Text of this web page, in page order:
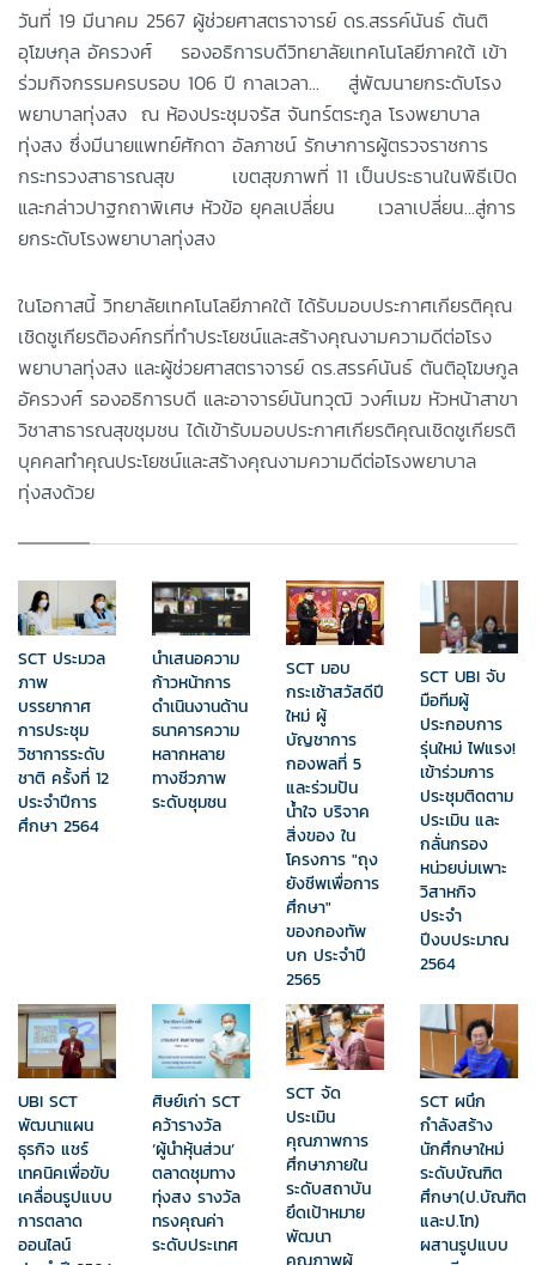
วันที่ 19 มีนาคม 2567 ผู้ช่วยศาสตราจารย์ ดร.สรรค์นันธ์ ตันติ
อุโฆษกุล อัครวงศ์ รองอธิการบดีวิทยาลัยเทคโนโลยีภาคใต้ เข้า
ร่วมกิจกรรมครบรอบ 106 ปี กาลเวลา... สู่พัฒนายกระดับโรง
พยาบาลทุ่งสง ณ ห้องประชุมจรัส จันทร์ตระกูล โรงพยาบาล
ทุ่งสง ซึ่งมีนายแพทย์ศักดา อัลภาชน์ รักษาการผู้ตรวจราชการ
กระทรวงสาธารณสุข เขตสุขภาพที่ 11 เป็นประธานในพิธีเปิด
และกล่าวปาฐกถาพิเศษ หัวข้อ ยุคลเปลี่ยน เวลาเปลี่ยน...สู่การ
ยกระดับโรงพยาบาลทุ่งสง
ในโอกาสนี้ วิทยาลัยเทคโนโลยีภาคใต้ ได้รับมอบประกาศเกียรติคุณ
เชิดชูเกียรติองค์กรที่ทำประโยชน์และสร้างคุณงามความดีต่อโรง
พยาบาลทุ่งสง และผู้ช่วยศาสตราจารย์ ดร.สรรค์นันธ์ ตันติอุโฆษกูล
อัครวงศ์ รองอธิการบดี และอาจารย์นันทวุฒิ วงศ์เมฆ หัวหน้าสาขา
วิชาสาธารณสุขชุมชน ได้เข้ารับมอบประกาศเกียรติคุณเชิดชูเกียรติ
บุคคลทำคุณประโยชน์และสร้างคุณงามความดีต่อโรงพยาบาล
ทุ่งสงด้วย
SCT ประมวล
ภาพ
บรรยากาศ
การประชุม
วิชาการระดับ
ชาติ ครั้งที่ 12
ประจำปีการ
ศึกษา 2564
นำเสนอความ
ก้าวหน้าการ
ดำเนินงานด้าน
ธนาคารความ
หลากหลาย
ทางชีวภาพ
ระดับชุมชน
SCT มอบ
กระเช้าสวัสดีปี
ใหม่ ผู้
บัญชาการ
กองพลที่ 5
และร่วมปัน
น้ำใจ บริจาค
สิ่งของ ใน
โครงการ "ถุง
ยังชีพเพื่อการ
ศึกษา"
ของกองทัพ
บก ประจำปี
2565
SCT UBI จับ
มือทีมผู้
ประกอบการ
รุ่นใหม่ ไฟแรง!
เข้าร่วมการ
ประชุมติดตาม
ประเมิน และ
กลั่นกรอง
หน่วยบ่มเพาะ
วิสาหกิจ
ประจำ
ปีงบประมาณ
2564
UBI SCT
พัฒนาแผน
ธุรกิจ แชร์
เทคนิคเพื่อขับ
เคลื่อนรูปแบบ
การตลาด
ออนไลน์
ศิษย์เก่า SCT
คว้ารางวัล
‘ผู้นำหุ้นส่วน’
ตลาดชุมทาง
ทุ่งสง รางวัล
ทรงคุณค่า
ระดับประเทศ
SCT จัด
ประเมิน
คุณภาพการ
ศึกษาภายใน
ระดับสถาบัน
ยึดเป้าหมาย
พัฒนา
SCT ผนึก
กำลังสร้าง
นักศึกษาใหม่
ระดับบัณฑิต
ศึกษา(ป.บัณฑิต
และป.โท)
ผสานรูปแบบ